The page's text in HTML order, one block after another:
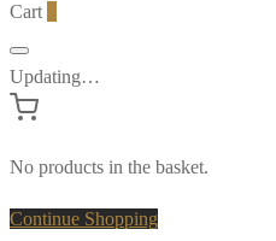
Cart
Updating…
No products in the basket.
Continue Shopping